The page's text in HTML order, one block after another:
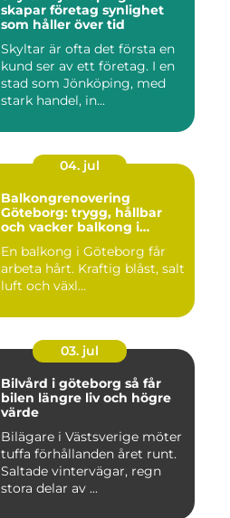
skapar företag synlighet
som håller över tid
Skyltar är ofta det första en
kund ser av ett företag. I en
stad som Jönköping, med
stark handel, in...
04. jul
Balkongrenovering
Göteborg: trygg, hållbar
och vacker balkong i
En balkong i Göteborg får
arbeta hårt. Kraftig blåst, salt
luft och växl...
03. jul
Bilvård i göteborg så får
bilen längre liv och högre
värde
Bilägare i Västsverige möter
tuffa förhållanden året runt.
Saltade vintervägar, regn
stora delar av ...